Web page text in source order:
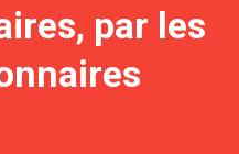
par les